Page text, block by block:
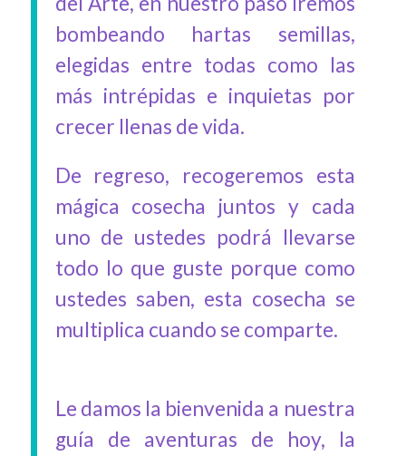
bombeando hartas semillas,
elegidas entre todas como las
más intrépidas e inquietas por
crecer llenas de vida.
De regreso, recogeremos esta
mágica cosecha juntos y cada
uno de ustedes podrá llevarse
todo lo que guste porque como
ustedes saben, esta cosecha se
multiplica cuando se comparte.
Le damos la bienvenida a nuestra
guía de aventuras de hoy, la